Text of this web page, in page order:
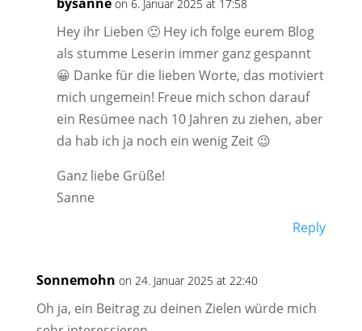
on 6. Januar 2025 at 17:58
Hey ihr Lieben 🙂 Hey ich folge eurem Blog
als stumme Leserin immer ganz gespannt
😀 Danke für die lieben Worte, das motiviert
mich ungemein! Freue mich schon darauf
ein Resümee nach 10 Jahren zu ziehen, aber
da hab ich ja noch ein wenig Zeit 😉
Ganz liebe Grüße!
Sanne
Reply
Sonnemohn on 24. Januar 2025 at 22:40
Oh ja, ein Beitrag zu deinen Zielen würde mich